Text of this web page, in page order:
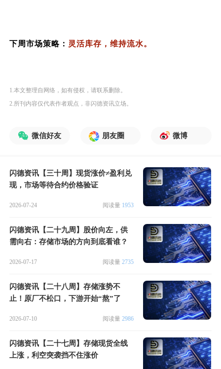
下周市场策略： 灵活库存，维持流水。
1.本文整理自网络，如有侵权，请联系删除。
2.所刊内容仅代表作者观点，非闪德资讯立场。
微信好友 朋友圈 微博
闪德资讯【三十周】现货涨价≠盈利兑
现，市场等待合约价格验证
2026-07-24 阅读量 1953
闪德资讯【二十九周】股价向左，供
需向右：存储市场的方向到底看谁？
2026-07-17 阅读量 2735
闪德资讯【二十八周】存储涨势不
止！原厂不松口，下游开始“熬”了
2026-07-10 阅读量 2986
闪德资讯【二十七周】存储现货全线
上涨，利空突袭挡不住涨价